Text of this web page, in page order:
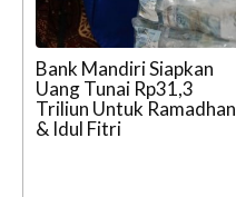
Bank Mandiri Siapkan
Uang Tunai Rp31,3
Triliun Untuk Ramadhan
& Idul Fitri